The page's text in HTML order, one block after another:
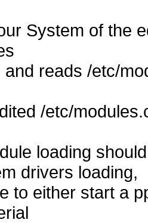
System of the
reads /etc/
/etc/
loading
drivers loading,
to either start a